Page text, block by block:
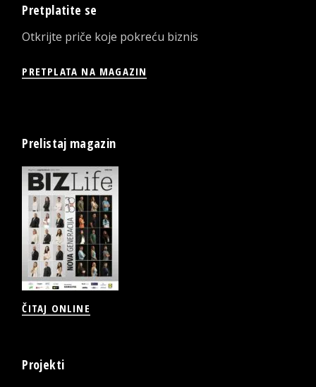
Pretplatite se
Otkrijte priče koje pokreću biznis
PRETPLATA NA MAGAZIN
Prelistaj magazin
ČITAJ ONLINE
Projekti